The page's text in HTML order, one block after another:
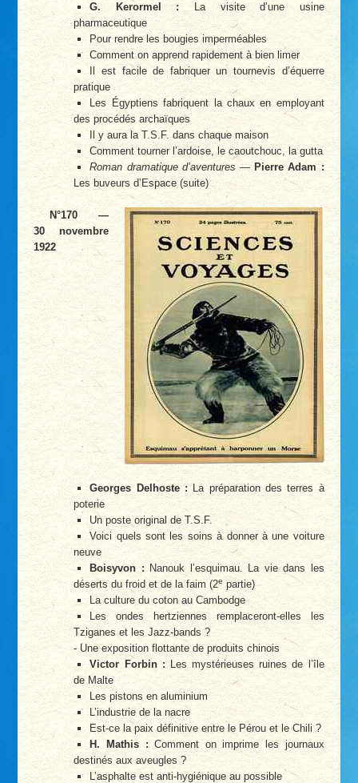
G. Kerormel : La visite d’une usine
pharmaceutique
Pour rendre les bougies imperméables
Comment on apprend rapidement à bien limer
Il est facile de fabriquer un tournevis d’équerre
pratique
Les Égyptiens fabriquent la chaux en employant
des procédés archaïques
Il y aura la T.S.F. dans chaque maison
Comment tourner l’ardoise, le caoutchouc, la gutta
Roman dramatique d’aventures — Pierre Adam :
Les buveurs d’Espace (suite)
N°170 —
30 novembre
1922
Georges Delhoste :La préparation des terres à
poterie
Un poste original de T.S.F.
Voici quels sont les soins à donner à une voiture
neuve
Boisyvon :Nanouk l’esquimau. La vie dans les
déserts du froid et de la faim (2e partie)
La culture du coton au Cambodge
Les ondes hertziennes remplaceront-elles les
Tziganes et les Jazz-bands ?
- Une exposition flottante de produits chinois
Victor Forbin : Les mystérieuses ruines de l’île
de Malte
Les pistons en aluminium
L’industrie de la nacre
Est-ce la paix définitive entre le Pérou et le Chili ?
H. Mathis :Comment on imprime les journaux
destinés aux aveugles ?
L’asphalte est anti-hygiénique au possible